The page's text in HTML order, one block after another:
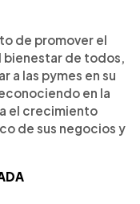
de promover el
de todos,
a las pymes en su
en la
el crecimiento
de sus negocios y